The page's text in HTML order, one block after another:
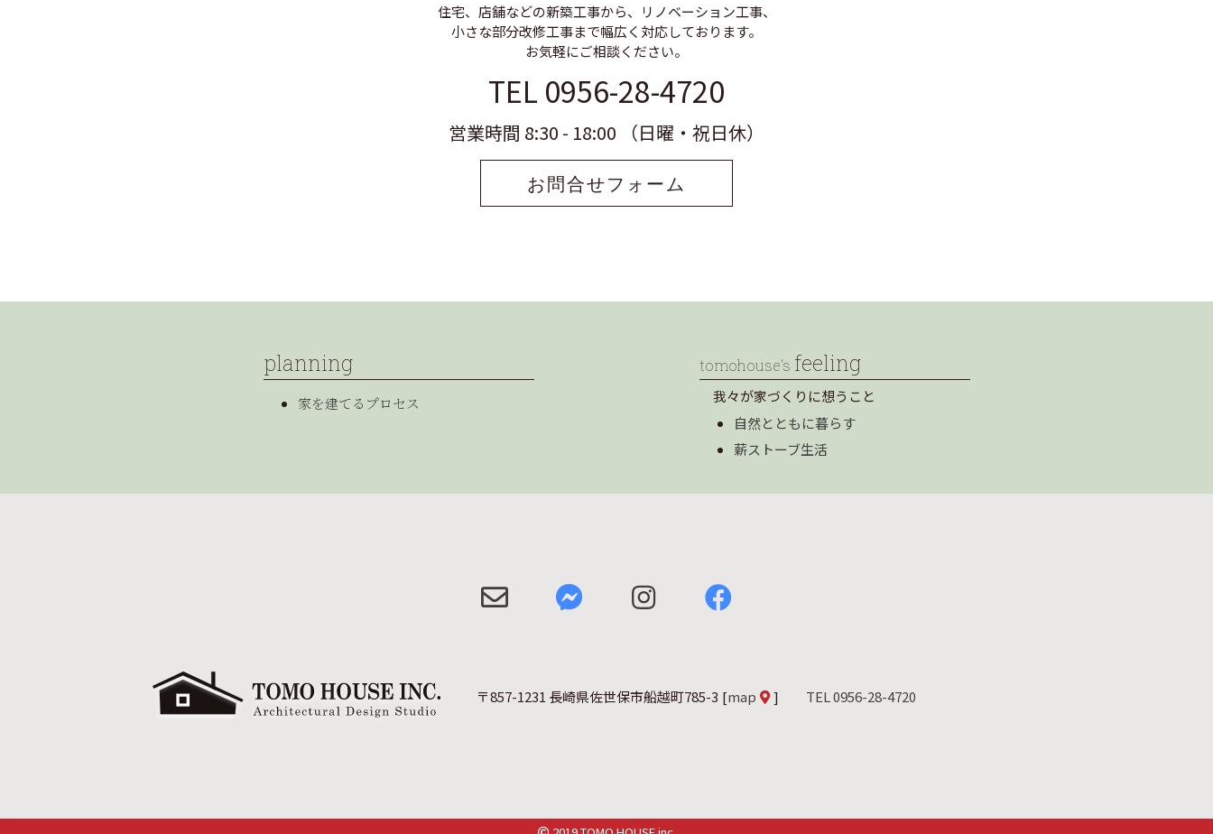
住宅、店舗などの新築工事から、リノベーション工事、
小さな部分改修工事まで幅広く対応しております。
お気軽にご相談ください。
TEL 0956-28-4720
営業時間 8:30 - 18:00 （日曜・祝日休）
お問合せフォーム
planning
家を建てるプロセス
tomohouse’s feeling
我々が家づくりに想うこと
自然とともに暮らす
薪ストーブ生活
〒857-1231 長崎県佐世保市船越町785-3 [map ] TEL 0956-28-4720